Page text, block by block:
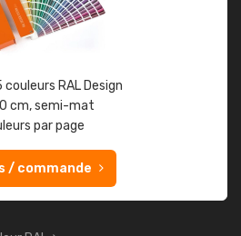
couleurs RAL Design
cm, semi-mat
par page
/ commande